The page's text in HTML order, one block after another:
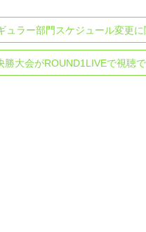
ュラー部門スケジュール変更に
勝大会がROUND1LIVEで視聴で